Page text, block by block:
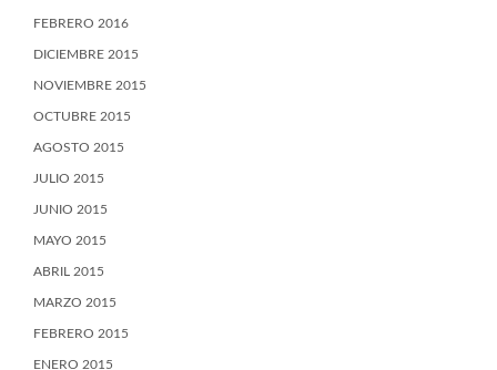
FEBRERO 2016
DICIEMBRE 2015
NOVIEMBRE 2015
OCTUBRE 2015
AGOSTO 2015
JULIO 2015
JUNIO 2015
MAYO 2015
ABRIL 2015
MARZO 2015
FEBRERO 2015
ENERO 2015